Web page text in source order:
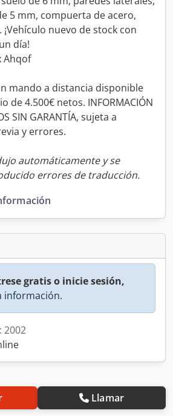
5 mm, compuerta de acero,
¡Vehículo nuevo de stock con
día!
Ahqof
mando a distancia disponible
de 4.500€ netos. INFORMACIÓN
SIN GARANTÍA, sujeta a
y errores.
automáticamente y se
errores de traducción.
gratis o inicie sesión,
información.
2002
Llamar